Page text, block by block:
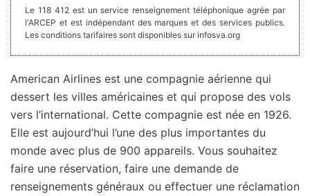
Le 118 412 est un service renseignement téléphonique agrée par
l'ARCEP et est indépendant des marques et des services publics.
Les conditions tarifaires sont disponibles sur infosva.org
American Airlines est une compagnie aérienne qui
dessert les villes américaines et qui propose des vols
vers l’international. Cette compagnie est née en 1926.
Elle est aujourd’hui l’une des plus importantes du
monde avec plus de 900 appareils. Vous souhaitez
faire une réservation, faire une demande de
renseignements généraux ou effectuer une réclamation